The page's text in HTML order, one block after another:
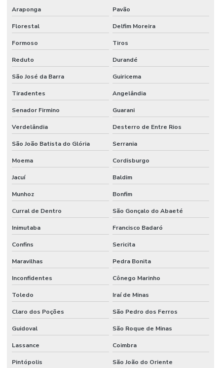
Araponga Pavão
Florestal Delfim Moreira
Formoso Tiros
Reduto Durandé
São José da Barra Guiricema
Tiradentes Angelândia
Senador Firmino Guarani
Verdelândia Desterro de Entre Rios
São João Batista do Glória Serrania
Moema Cordisburgo
Jacuí Baldim
Munhoz Bonfim
Curral de Dentro São Gonçalo do Abaeté
Inimutaba Francisco Badaró
Confins Sericita
Maravilhas Pedra Bonita
Inconfidentes Cônego Marinho
Toledo Iraí de Minas
Claro dos Poções São Pedro dos Ferros
Guidoval São Roque de Minas
Lassance Coimbra
Pintópolis São João do Oriente